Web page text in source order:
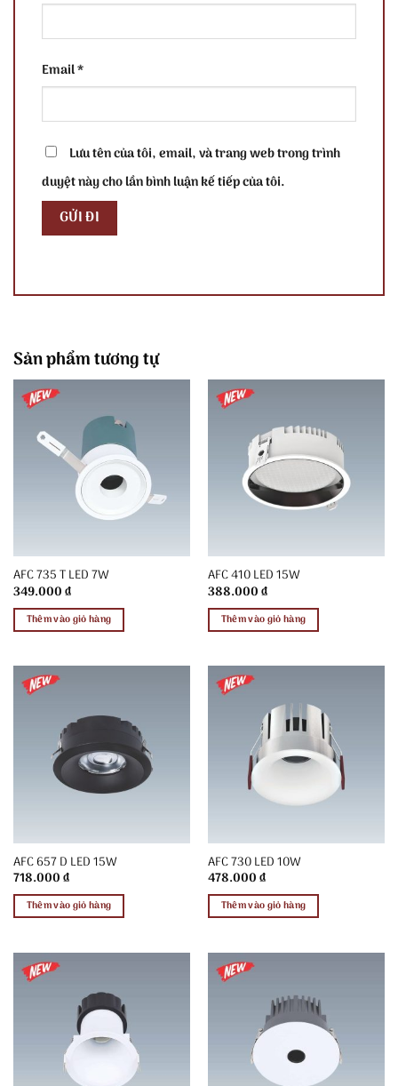
Email*
Lưu tên của tôi, email, và trang web trong trình
duyệt này cho lần bình luận kế tiếp của tôi.
Sản phẩm tương tự
AFC 735 T LED 7W
349.000₫
Thêm vào giỏ hàng
AFC 410 LED 15W
388.000₫
Thêm vào giỏ hàng
AFC 657 D LED 15W
718.000₫
Thêm vào giỏ hàng
AFC 730 LED 10W
478.000₫
Thêm vào giỏ hàng